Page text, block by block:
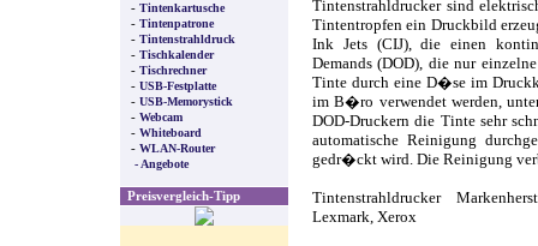
- Tintenkartusche
- Tintenpatrone
- Tintenstrahldruck
- Tischkalender
- Tischrechner
- USB-Festplatte
- USB-Memorystick
- Webcam
- Whiteboard
- WLAN-Router
- Angebote
Preisvergleich-Tipp
Tintenstrahldrucker sind
Tintentropfen ein Druckbild
Ink Jets (CIJ), die einen
Demands (DOD), die nur
Tinte durch eine D�se im
im B�ro verwendet werden,
DOD-Druckern die Tinte sehr
automatische Reinigung
gedr�ckt wird. Die Reinigung
Tintenstrahldrucker
Lexmark, Xerox